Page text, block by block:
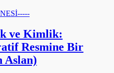
ve Kimlik:
Resmine Bir
Aslan)